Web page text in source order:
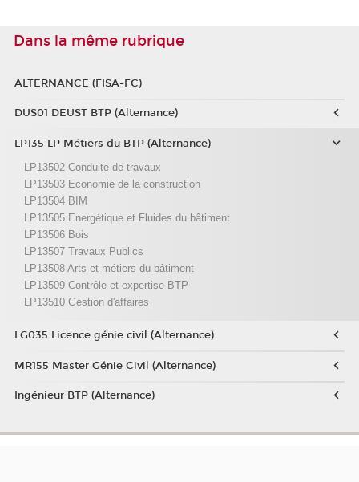
Dans la même rubrique
ALTERNANCE (FISA-FC)
DUS01 DEUST BTP (Alternance)
LP135 LP Métiers du BTP (Alternance)
LP13502 Conduite de travaux
LP13503 Economie de la construction
LP13504 BIM
LP13505 Energétique et Fluides du bâtiment
LP13506 Bois
LP13507 Travaux Publics
LP13508 Arts et métiers du bâtiment
LP13509 Contrôle et expertise BTP
LP13510 Gestion d'affaires
LG035 Licence génie civil (Alternance)
MR155 Master Génie Civil (Alternance)
Ingénieur BTP (Alternance)